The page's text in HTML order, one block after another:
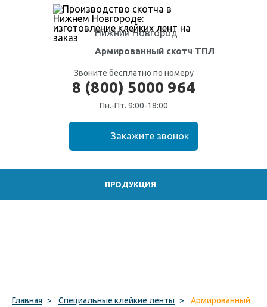
Нижний Новгород
Армированный скотч ТПЛ
Звоните бесплатно по номеру
8 (800) 5000 964
Пн.-Пт. 9:00-18:00
ПРОДУКЦИЯ
Главная > Специальные клейкие ленты >
Армированный